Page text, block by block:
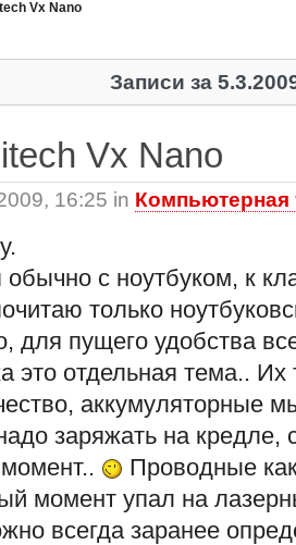
Vx Nano
Записи за
Vx Nano
16:25 in Компьютерная
с ноутбуком, к
только
для пущего удобства
отдельная тема.. Их
аккумуляторные
заряжать на кредле,
Проводные
момент упал на
всегда заранее